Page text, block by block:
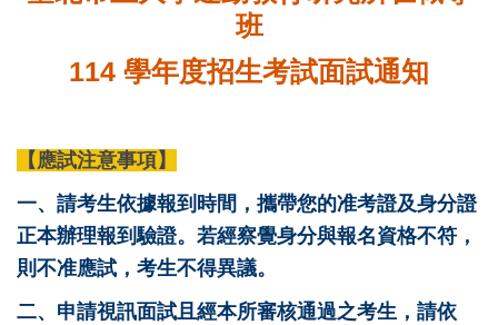
班
114 學年度招生考試面試通知
【應試注意事項】
一、請考生依據報到時間，攜帶您的准考證及身分證
正本辦理報到驗證。若經察覺身分與報名資格不符，
則不准應試，考生不得異議。
二、申請視訊面試且經本所審核通過之考生，請依